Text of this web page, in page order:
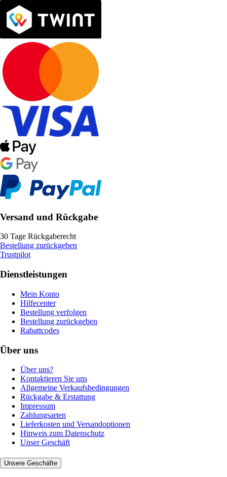
Versand und Rückgabe
30 Tage Rückgaberecht
Bestellung zurückgeben
Trustpilot
Dienstleistungen
Mein Konto
Hilfecenter
Bestellung verfolgen
Bestellung zurückgeben
Rabattcodes
Über uns
Über uns?
Kontaktieren Sie uns
Allgemeine Verkaufsbedingungen
Rückgabe & Erstattung
Impressum
Zahlungsarten
Lieferkosten und Versandoptionen
Hinweis zum Datenschutz
Unser Geschäft
Unsere Geschäfte